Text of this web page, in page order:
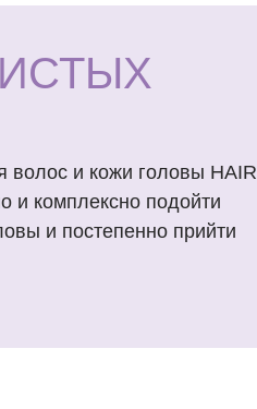
и кожи головы HAIR
и комплексно подойти
и постепенно прийти